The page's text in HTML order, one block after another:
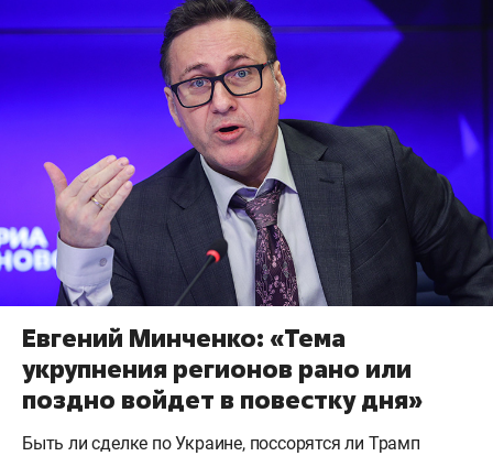
Евгений Минченко: «Тема
укрупнения регионов рано или
поздно войдет в повестку дня»
Быть ли сделке по Украине, поссорятся ли Трамп